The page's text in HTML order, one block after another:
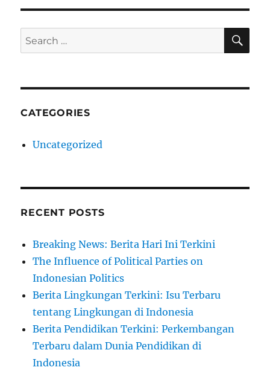
Search
for:
CATEGORIES
Uncategorized
RECENT POSTS
Breaking News: Berita Hari Ini Terkini
The Influence of Political Parties on
Indonesian Politics
Berita Lingkungan Terkini: Isu Terbaru
tentang Lingkungan di Indonesia
Berita Pendidikan Terkini: Perkembangan
Terbaru dalam Dunia Pendidikan di
Indonesia